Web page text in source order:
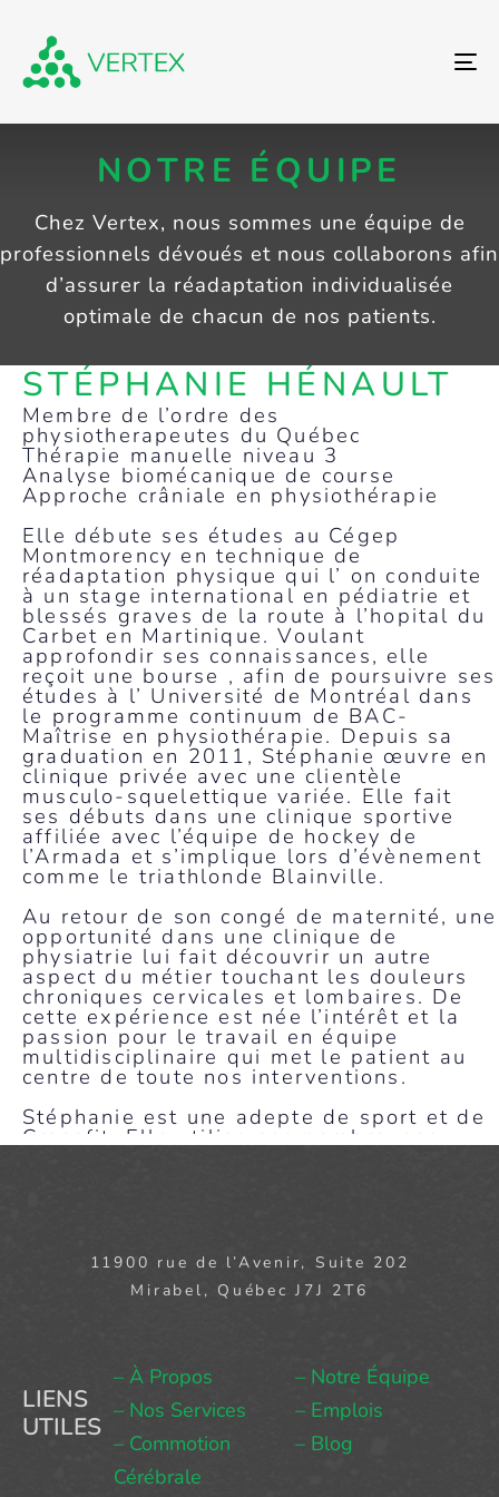
NOTRE ÉQUIPE
Chez Vertex, nous sommes une équipe de
professionnels dévoués et nous collaborons afin
d’assurer la réadaptation individualisée
optimale de chacun de nos patients.
STÉPHANIE HÉNAULT
Membre de l’ordre des
physiotherapeutes du Québec
Thérapie manuelle niveau 3
Analyse biomécanique de course
Approche crâniale en physiothérapie
Elle débute ses études au Cégep
Montmorency en technique de
réadaptation physique qui l’ on conduite
à un stage international en pédiatrie et
blessés graves de la route à l’hopital du
Carbet en Martinique. Voulant
approfondir ses connaissances, elle
reçoit une bourse , afin de poursuivre ses
études à l’ Université de Montréal dans
le programme continuum de BAC-
Maîtrise en physiothérapie. Depuis sa
graduation en 2011, Stéphanie œuvre en
clinique privée avec une clientèle
musculo-squelettique variée. Elle fait
ses débuts dans une clinique sportive
affiliée avec l’équipe de hockey de
l’Armada et s’implique lors d’évènement
comme le triathlonde Blainville.
Au retour de son congé de maternité, une
opportunité dans une clinique de
physiatrie lui fait découvrir un autre
aspect du métier touchant les douleurs
chroniques cervicales et lombaires. De
cette expérience est née l’intérêt et la
passion pour le travail en équipe
multidisciplinaire qui met le patient au
centre de toute nos interventions.
Stéphanie est une adepte de sport et de
Crossfit. Elle utilise ses nombreuses
LIENS
UTILES
– À Propos
– Nos Services
– Commotion
Cérébrale
– Notre Équipe
– Emplois
– Blog
11900 rue de l’Avenir, Suite 202
Mirabel, Québec J7J 2T6